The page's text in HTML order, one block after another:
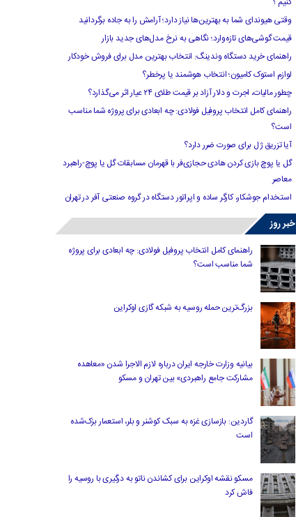
وقتی هیوندای شما به بهترین‌ها نیاز دارد؛ آرامش را به جاده برگردانید
قیمت گوشی‌های تازه‌وارد؛ نگاهی به نرخ مدل‌های جدید بازار
راهنمای خرید دستگاه وندینگ: انتخاب بهترین مدل برای فروش خودکار
لوازم استوک کامیون؛ انتخاب هوشمند یا پرخطر؟
چطور مالیات، اجرت و دلار آزاد بر قیمت طلای ۲۴ عیار اثر می‌گذارد؟
راهنمای کامل انتخاب پروفیل فولادی: چه ابعادی برای پروژه شما مناسب
است؟
آیا تزریق ژل برای صورت ضرر دارد​؟
گل یا پوچ بازی کردن هادی حجازی‌فر با قهرمان مسابقات گل یا پوچ-راهبرد
معاصر
استخدام جوشکار، کارگر ساده و اپراتور دستگاه در گروه صنعتی آفر در تهران
خبر روز
راهنمای کامل انتخاب پروفیل فولادی: چه ابعادی برای پروژه
شما مناسب است؟
بزرگ‌ترین حمله روسیه به شبکه گازی اوکراین
بیانیه وزارت خارجه ایران درباره لازم‌ الاجرا شدن «معاهده
مشارکت جامع راهبردی» بین تهران و مسکو
گاردین: بازسازی غزه به سبک کوشنر و بلر، استعمار بزک‌شده
است
مسکو نقشه اوکراین برای کشاندن ناتو به درگیری با روسیه را
فاش کرد